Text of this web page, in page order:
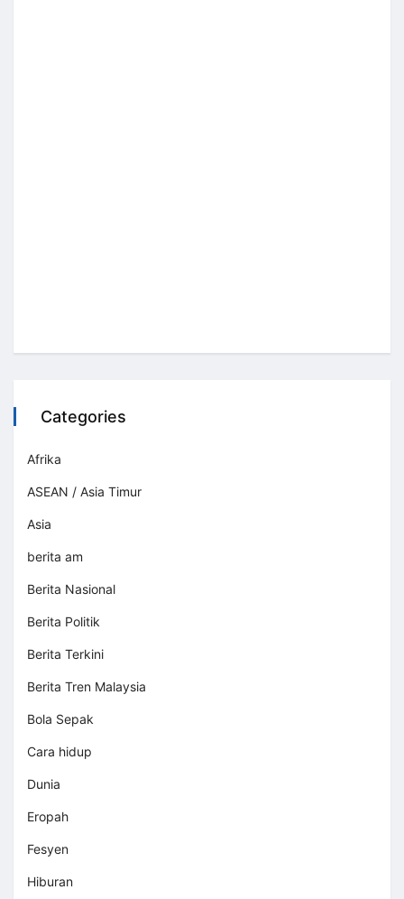
Categories
Afrika
ASEAN / Asia Timur
Asia
berita am
Berita Nasional
Berita Politik
Berita Terkini
Berita Tren Malaysia
Bola Sepak
Cara hidup
Dunia
Eropah
Fesyen
Hiburan